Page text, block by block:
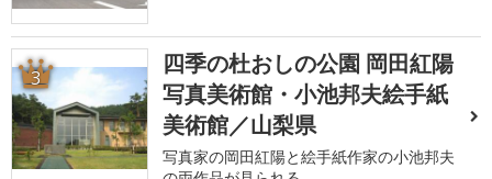
3
四季の杜おしの公園 岡田紅陽
写真美術館・小池邦夫絵手紙
美術館／山梨県
写真家の岡田紅陽と絵手紙作家の小池邦夫